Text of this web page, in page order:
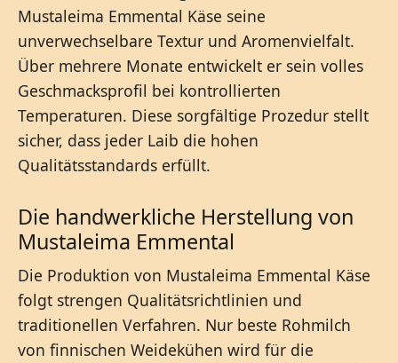
Mustaleima Emmental Käse seine
unverwechselbare Textur und Aromenvielfalt.
Über mehrere Monate entwickelt er sein volles
Geschmacksprofil bei kontrollierten
Temperaturen. Diese sorgfältige Prozedur stellt
sicher, dass jeder Laib die hohen
Qualitätsstandards erfüllt.
Die handwerkliche Herstellung von
Mustaleima Emmental
Die Produktion von Mustaleima Emmental Käse
folgt strengen Qualitätsrichtlinien und
traditionellen Verfahren. Nur beste Rohmilch
von finnischen Weidekühen wird für die